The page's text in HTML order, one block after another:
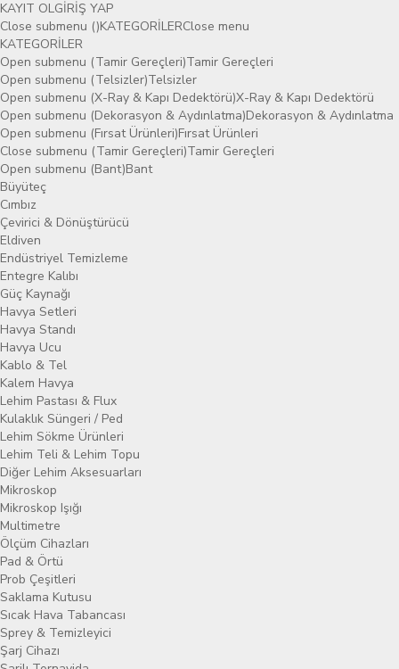
KAYIT OLGİRİŞ YAP
Close submenu ()KATEGORİLERClose menu
KATEGORİLER
Open submenu (Tamir Gereçleri)Tamir Gereçleri
Open submenu (Telsizler)Telsizler
Open submenu (X-Ray & Kapı Dedektörü)X-Ray & Kapı Dedektörü
Open submenu (Dekorasyon & Aydınlatma)Dekorasyon & Aydınlatma
Open submenu (Fırsat Ürünleri)Fırsat Ürünleri
Close submenu (Tamir Gereçleri)Tamir Gereçleri
Open submenu (Bant)Bant
Büyüteç
Cımbız
Çevirici & Dönüştürücü
Eldiven
Endüstriyel Temizleme
Entegre Kalıbı
Güç Kaynağı
Havya Setleri
Havya Standı
Havya Ucu
Kablo & Tel
Kalem Havya
Lehim Pastası & Flux
Kulaklık Süngeri / Ped
Lehim Sökme Ürünleri
Lehim Teli & Lehim Topu
Diğer Lehim Aksesuarları
Mikroskop
Mikroskop Işığı
Multimetre
Ölçüm Cihazları
Pad & Örtü
Prob Çeşitleri
Saklama Kutusu
Sıcak Hava Tabancası
Sprey & Temizleyici
Şarj Cihazı